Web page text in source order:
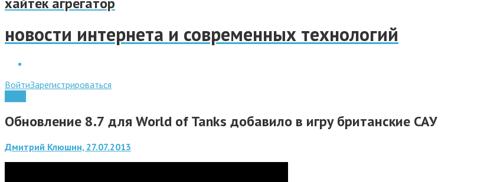
новости интернета и современных технологий
ВойтиЗарегистрироваться
Обновление 8.7 для World of Tanks добавило в игру британские САУ
Дмитрий Клюшин, 27.07.2013